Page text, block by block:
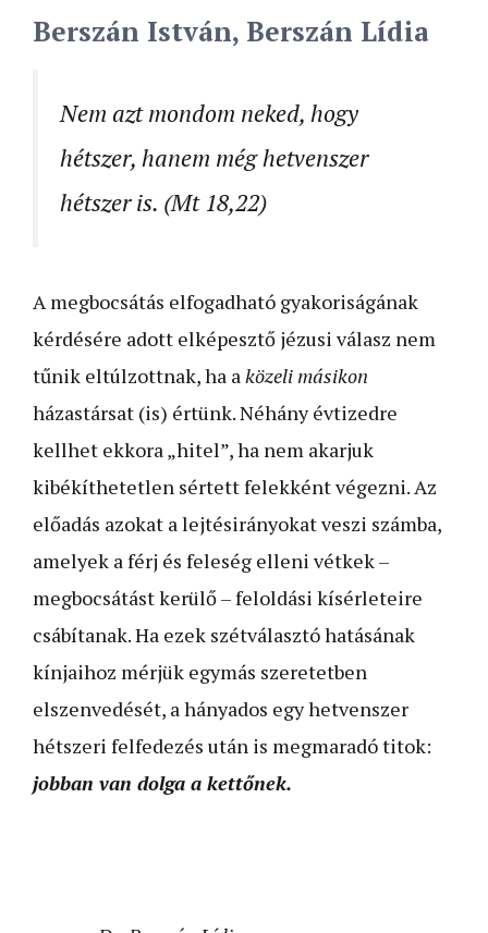
Berszán István, Berszán Lídia
Nem azt mondom neked, hogy
hétszer, hanem még hetvenszer
hétszer is. (Mt 18,22)
A megbocsátás elfogadható gyakoriságának
kérdésére adott elképesztő jézusi válasz nem
tűnik eltúlzottnak, ha a közeli másikon
házastársat (is) értünk. Néhány évtizedre
kellhet ekkora „hitel”, ha nem akarjuk
kibékíthetetlen sértett felekként végezni. Az
előadás azokat a lejtésirányokat veszi számba,
amelyek a férj és feleség elleni vétkek –
megbocsátást kerülő – feloldási kísérleteire
csábítanak. Ha ezek szétválasztó hatásának
kínjaihoz mérjük egymás szeretetben
elszenvedését, a hányados egy hetvenszer
hétszeri felfedezés után is megmaradó titok:
jobban van dolga a kettőnek.